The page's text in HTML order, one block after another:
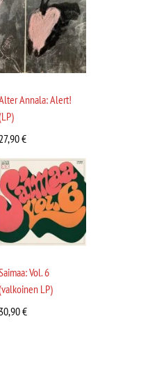
Annala: Alert!
27,90€
Vol. 6
LP)
30,90€